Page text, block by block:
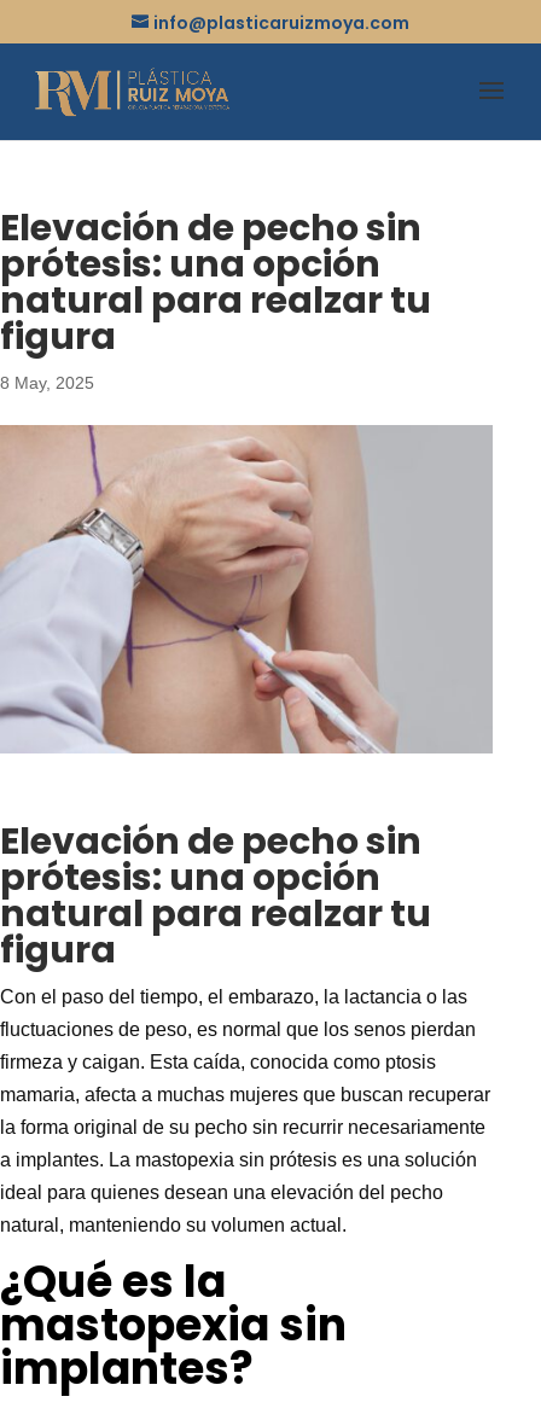
info@plasticaruizmoya.com
Elevación de pecho sin
prótesis: una opción
natural para realzar tu
figura
8 May, 2025
Elevación de pecho sin
prótesis: una opción
natural para realzar tu
figura
Con el paso del tiempo, el embarazo, la lactancia o las
fluctuaciones de peso, es normal que los senos pierdan
firmeza y caigan. Esta caída, conocida como ptosis
mamaria, afecta a muchas mujeres que buscan recuperar
la forma original de su pecho sin recurrir necesariamente
a implantes. La mastopexia sin prótesis es una solución
ideal para quienes desean una elevación del pecho
natural, manteniendo su volumen actual.
¿Qué es la
mastopexia sin
implantes?